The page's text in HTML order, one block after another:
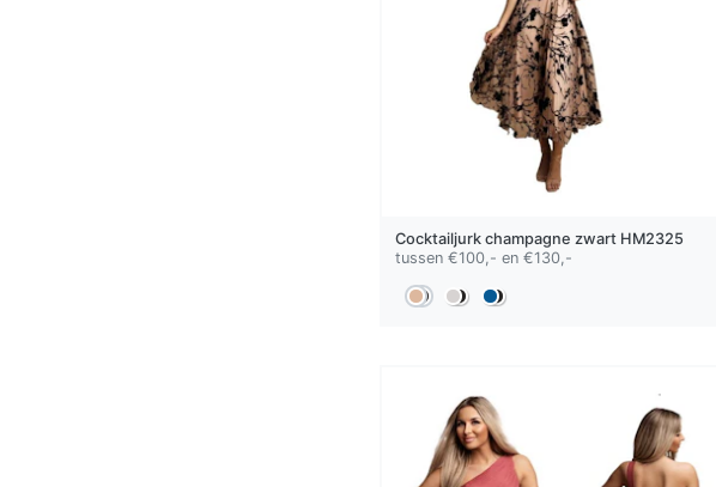
Cocktailjurk champagne zwartHM2325
tussen €100,- en €130,-